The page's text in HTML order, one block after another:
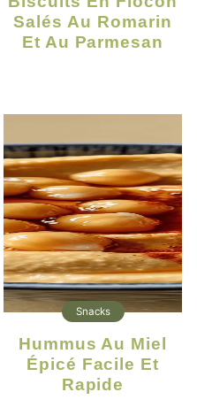
Salés Au Romarin
Et Au Parmesan
Snacks
Hummus Au Miel
Épicé Facile Et
Rapide